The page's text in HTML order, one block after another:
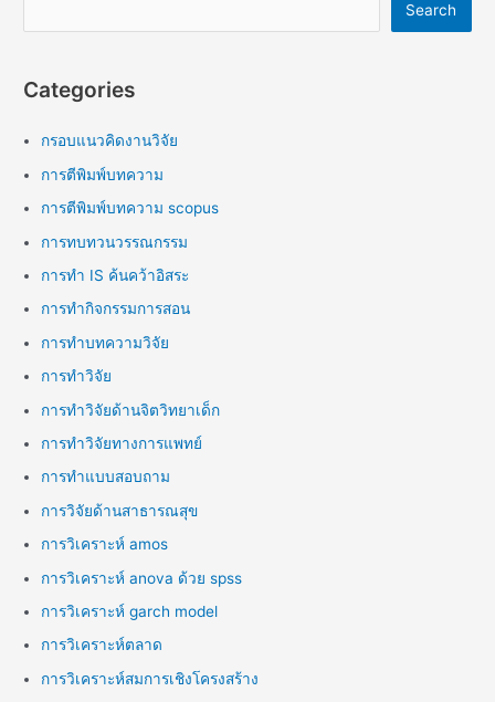
Search
Categories
กรอบแนวคิดงานวิจัย
การตีพิมพ์บทความ
การตีพิมพ์บทความ scopus
การทบทวนวรรณกรรม
การทำ IS ค้นคว้าอิสระ
การทำกิจกรรมการสอน
การทำบทความวิจัย
การทำวิจัย
การทำวิจัยด้านจิตวิทยาเด็ก
การทำวิจัยทางการแพทย์
การทำแบบสอบถาม
การวิจัยด้านสาธารณสุข
การวิเคราะห์ amos
การวิเคราะห์ anova ด้วย spss
การวิเคราะห์ garch model
การวิเคราะห์ตลาด
การวิเคราะห์สมการเชิงโครงสร้าง